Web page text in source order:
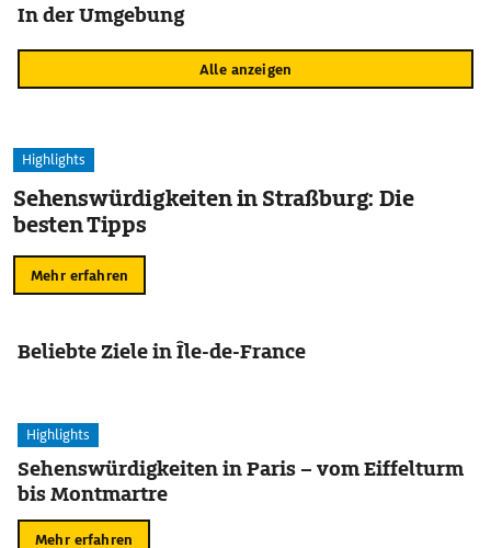
In der Umgebung
Alle anzeigen
Highlights
Sehenswürdigkeiten in Straßburg: Die
besten Tipps
Mehr erfahren
Beliebte Ziele in Île-de-France
Highlights
Sehenswürdigkeiten in Paris – vom Eiffelturm
bis Montmartre
Mehr erfahren